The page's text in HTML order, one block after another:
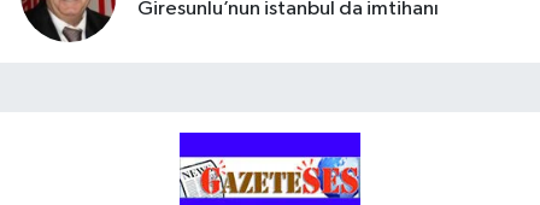
Giresunlu’nun istanbul da imtihanı